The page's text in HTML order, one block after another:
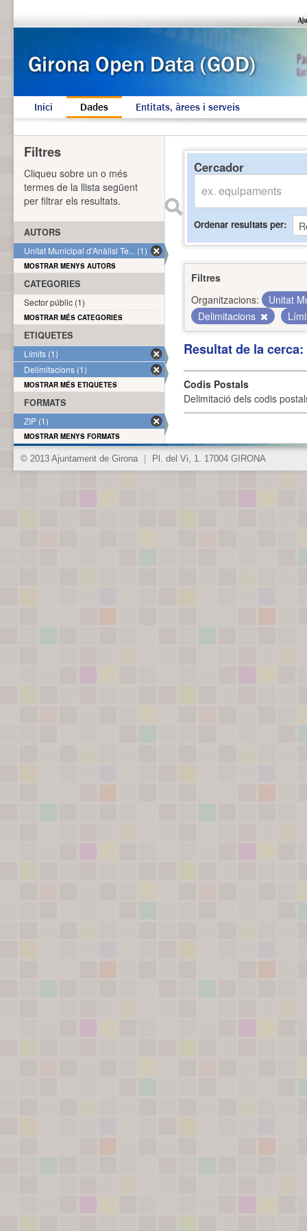
Inici Dades Entitats, àrees i serveis
Cercador
Ordenar resultats per
Filtres
Organitzacions:
Unitat
Delimitacions
Resultat de la
Codis Postals
Delimitació dels codis
Filtres
Cliqueu sobre un o més
termes de la llista següent
per filtrar els resultats.
AUTORS
Unitat Municipal d'Anàlisi Te... (1)
MOSTRAR MENYS AUTORS
CATEGORIES
Sector públic (1)
MOSTRAR MÉS CATEGORIES
ETIQUETES
Límits (1)
Delimitacions (1)
MOSTRAR MÉS ETIQUETES
FORMATS
ZIP (1)
MOSTRAR MENYS FORMATS
© 2013 Ajuntament de Girona Pl. del Vi, 1. 17004 GIRONA